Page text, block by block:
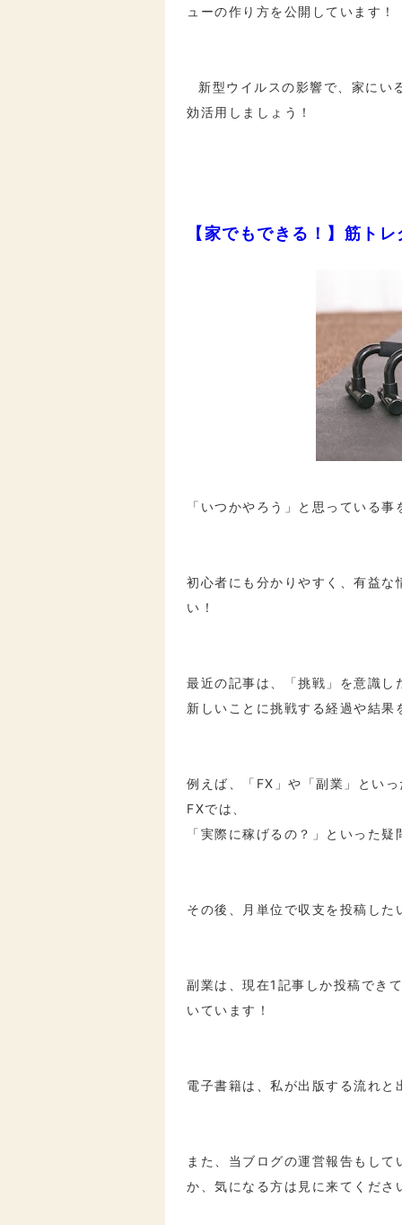
ューの作り方を公開しています！
新型ウイルスの影響で、家にい
効活用しましょう！
【家でもできる！】筋ト
「いつかやろう」と思っている事
初心者にも分かりやすく、有益
い！
最近の記事は、「挑戦」を意識し
新しいことに挑戦する経過や結果
例えば、「FX」や「副業」とい
FXでは、
「実際に稼げるの？」といった
その後、月単位で収支を投稿した
副業は、現在1記事しか投稿でき
いています！
電子書籍は、私が出版する流れ
また、当ブログの運営報告もし
か、気になる方は見に来てくださ